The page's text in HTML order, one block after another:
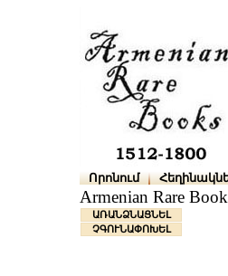
Որոնում
Armenian Rare
ԱՌԱՆՁՆԱՑՆԵԼ
ՉԳՈՒՆԱՓՈԽԵԼ